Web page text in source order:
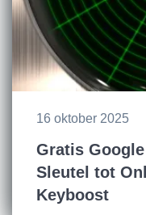
16 oktober 2025
Gratis
Sleutel tot
Keyboost